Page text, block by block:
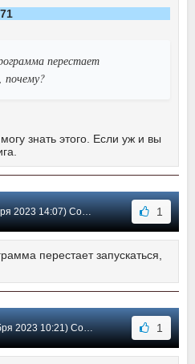
перестает
почему?
знать этого. Если уж и вы
14:07) Сообщение #18 1
перестает запускаться,
Портной (3 сентября 2023 10:21) Сообщение #17 1